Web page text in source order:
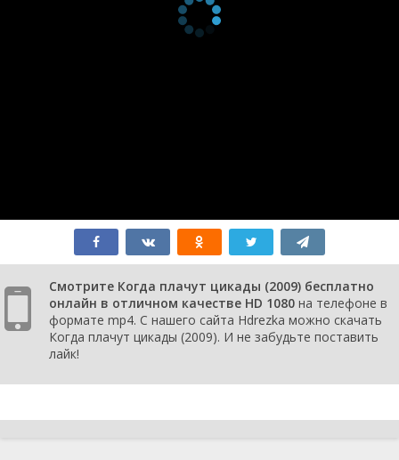
Смотрите Когда плачут цикады (2009) бесплатно
онлайн в отличном качестве HD 1080 на телефоне в
формате mp4. С нашего сайта Hdrezka можно скачать
Когда плачут цикады (2009). И не забудьте поставить
лайк!